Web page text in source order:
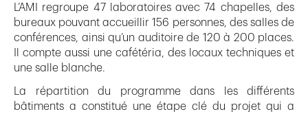
L’AMI regroupe 47 laboratoires avec 74 chapelles, des
bureaux pouvant accueillir 156 personnes, des salles de
conférences, ainsi qu’un auditoire de 120 à 200 places.
Il compte aussi une cafétéria, des locaux techniques et
une salle blanche.
La répartition du programme dans les différents
bâtiments a constitué une étape clé du projet qui a